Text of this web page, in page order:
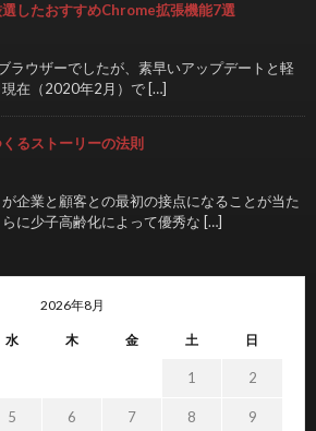
したおすすめChrome拡張機能7選
ラウザーでしたが、素早いアップデートと軽
在（2020年2月）で […]
るストーリーの法則
企業と顧客との最初の接点になることが当た
に少子高齢化によって優秀な […]
2026年8月
水 木 金 土 日
1 2
5 6 7 8 9